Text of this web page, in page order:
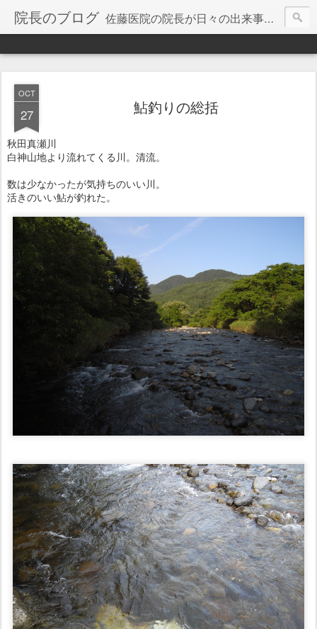
院長のブログ 佐藤医院の院長が日々の出来事を綴っていきます。
OCT
27 鮎釣りの総括
秋田真瀬川
白神山地より流れてくる川。清流。
数は少なかったが気持ちのいい川。
活きのいい鮎が釣れた。